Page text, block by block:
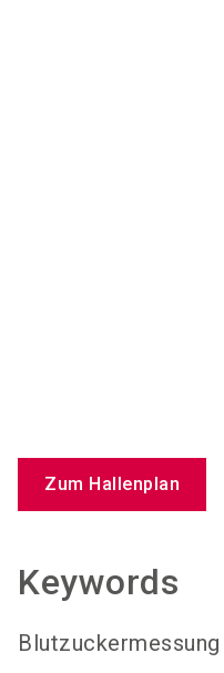
Zum Hallenplan
Keywords
Blutzuckermessung